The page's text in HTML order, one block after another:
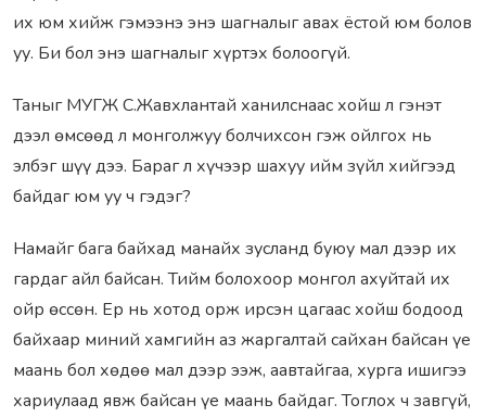
их юм хийж гэмээнэ энэ шагналыг авах ёстой юм болов
уу. Би бол энэ шагналыг хүртэх болоогүй.
Таныг МУГЖ С.Жавхлантай ханилснаас хойш л гэнэт
дээл өмсөөд л монголжуу болчихсон гэж ойлгох нь
элбэг шүү дээ. Бараг л хүчээр шахуу ийм зүйл хийгээд
байдаг юм уу ч гэдэг?
Намайг бага байхад манайх зусланд буюу мал дээр их
гардаг айл байсан. Тийм болохоор монгол ахуйтай их
ойр өссөн. Ер нь хотод орж ирсэн цагаас хойш бодоод
байхаар миний хамгийн аз жаргалтай сайхан байсан үе
маань бол хөдөө мал дээр ээж, аавтайгаа, хурга ишигээ
хариулаад явж байсан үе маань байдаг. Тоглох ч завгүй,